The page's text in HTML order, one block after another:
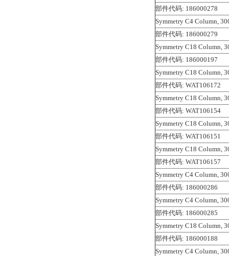
部件代码: 186000278
Symmetry C4 Column,
部件代码: 186000279
Symmetry C18 Column,
部件代码: 186000197
Symmetry C18 Column,
部件代码: WAT106172
Symmetry C18 Column,
部件代码: WAT106154
Symmetry C18 Column,
部件代码: WAT106151
Symmetry C18 Column,
部件代码: WAT106157
Symmetry C4 Column,
部件代码: 186000286
Symmetry C4 Column,
部件代码: 186000285
Symmetry C18 Column,
部件代码: 186000188
Symmetry C4 Column,